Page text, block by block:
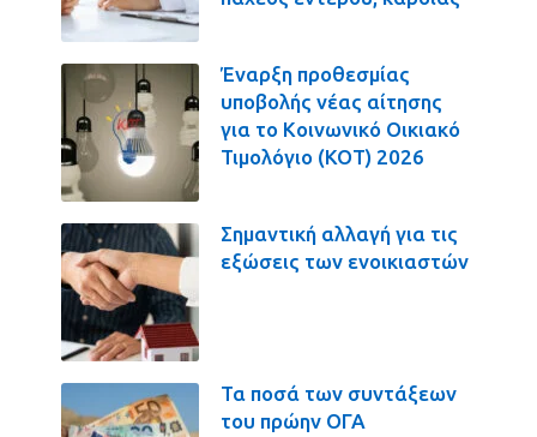
Έναρξη προθεσμίας
υποβολής νέας αίτησης
για το Κοινωνικό Οικιακό
Τιμολόγιο (ΚΟΤ) 2026
Σημαντική αλλαγή για τις
εξώσεις των ενοικιαστών
Τα ποσά των συντάξεων
του πρώην ΟΓΑ